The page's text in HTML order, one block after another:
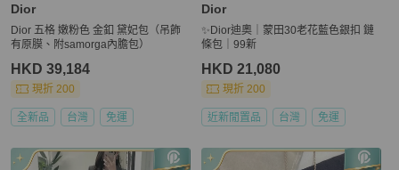
Dior
Dior 五格 嫩粉色 金釦 黛妃包（吊飾
有原膜、附samorga內膽包）
HKD 39,184
現折 200
全新品 台灣 免運
Dior
✨Dior迪奧｜蒙田30老花藍色銀扣 鏈
條包｜99新
HKD 21,080
現折 200
近新閒置品 台灣 免運